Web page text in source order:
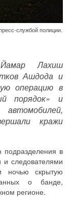
службой полиции.
Йамар Лахиш
Ашдода и
операцию в
порядок» и
кражи
подразделения в
следователями
ночью скрытую
о банде,
регионе.